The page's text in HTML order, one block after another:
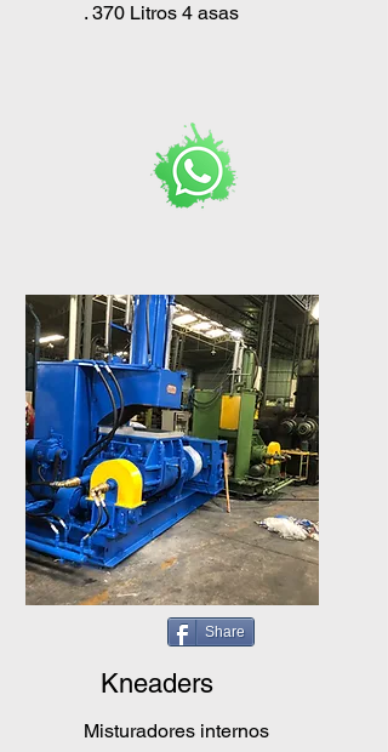
. 370 Litros 4 asas
Share
Kneaders
Misturadores internos